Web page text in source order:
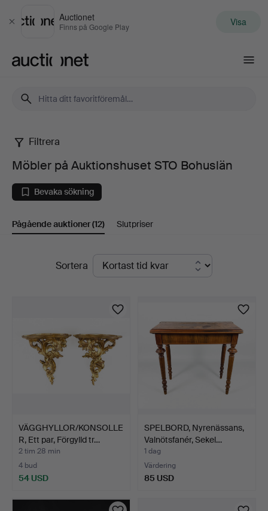
Stäng
Auctionet
Finns på Google Play Visa
Möbler
på
Auktionshuset
STO
Bohuslän
Filtrera
Möbler på Auktionshuset STO Bohuslän
Bevaka sökning
Pågående auktioner(12) Slutpriser
PågåendeSortera
VÄGGHYLLOR/KONSOLLE
R, Ett par, Förgylld tr…
2 tim 28 min
4 bud
54 USD
SPELBORD, Nyrenässans,
Valnötsfanér, Sekel…
1 dag
Värdering
85 USD